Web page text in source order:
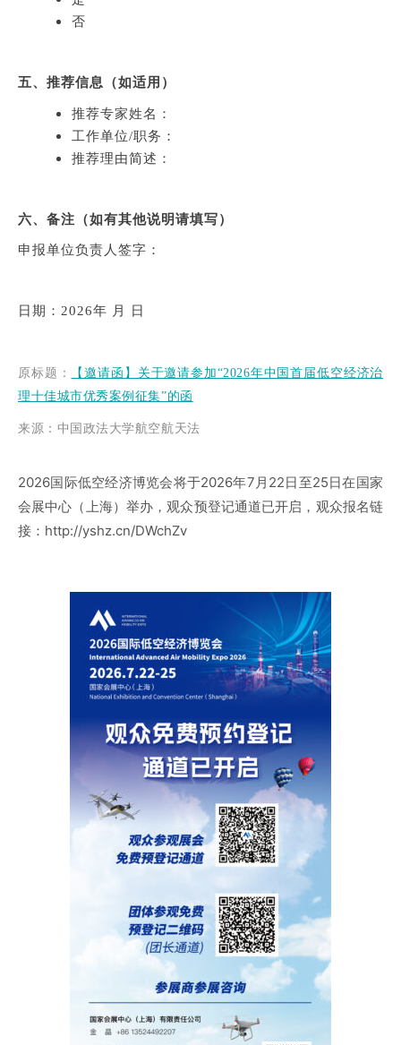
否
五、推荐信息（如适用）
推荐专家姓名：
工作单位/职务：
推荐理由简述：
六、备注（如有其他说明请填写）
申报单位负责人签字：
日期：2026年 月 日
原标题：
【邀请函】关于邀请参加“2026年中国首届低空经济治
理十佳城市优秀案例征集”的函
来源： 中国政法大学航空航天法
2026国际低空经济博览会将于2026年7月22日至25日在国家
会展中心（上海）举办，观众预登记通道已开启，观众报名链
接：http://yshz.cn/DWchZv